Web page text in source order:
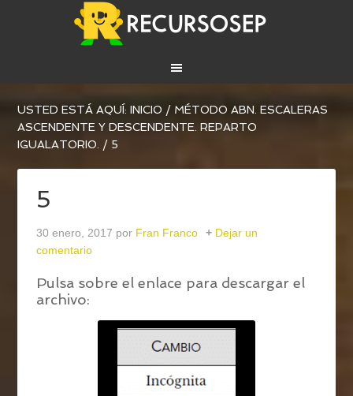
USTED ESTÁ AQUÍ:INICIO / MÉTODO ABN. ESCALERAS
ASCENDENTE Y DESCENDENTE. REPARTO
IGUALATORIO. / 5
5
30 enero, 2017 por Fran Franco
Dejar un
comentario
Pulsa sobre el enlace para descargar el
archivo: